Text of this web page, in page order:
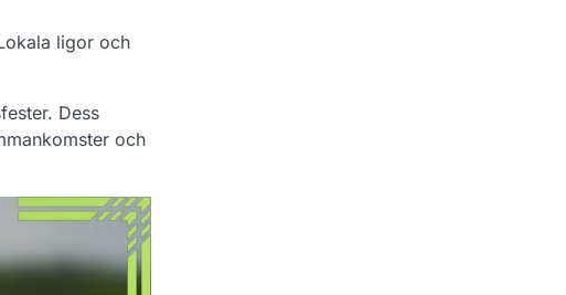
ligor och
Dess
och